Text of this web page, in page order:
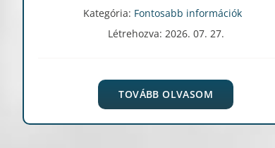
Kategória: Fontosabb információk
Létrehozva: 2026. 07. 27.
TOVÁBB OLVASOM